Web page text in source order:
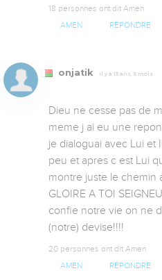
18 personnes ont dit Amen
AMEN RÉPONDRE
onjatik Il y a 13 ans, 5 mois
Dieu ne cesse pas de
meme j ai eu une
je dialoguai avec Lui et
peu et apres c est Lui
montre juste le chemin
GLOIRE A TOI
confie notre vie on ne
(notre) devise!!!!
20 personnes ont dit Amen
AMEN RÉPONDRE